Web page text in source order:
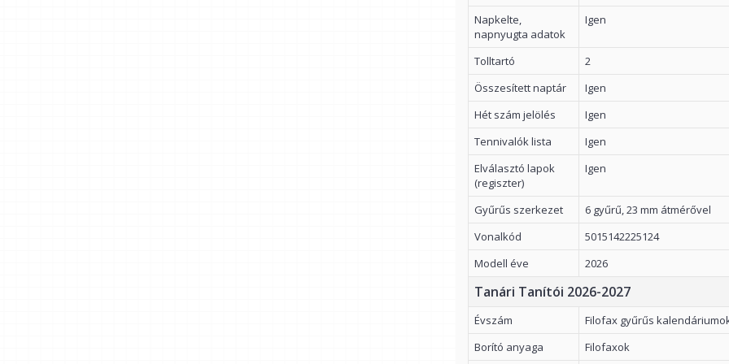
Napkelte,
napnyugta adatok
Igen
Tolltartó
2
Összesített naptár
Igen
Hét szám jelölés
Igen
Tennivalók lista
Igen
Elválasztó lapok
(regiszter)
Igen
Gyűrűs szerkezet
6 gyűrű, 23 mm átmérővel
Vonalkód
5015142225124
Modell éve
2026
Tanári Tanítói 2026-2027
Évszám
Filofax gyűrűs
Borító anyaga
Filofaxok